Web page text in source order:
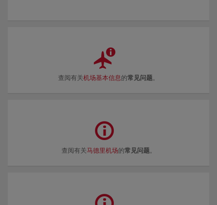
查阅有关机场基本信息 的常见问题 。
查阅有关马德里机场的常见问题 。